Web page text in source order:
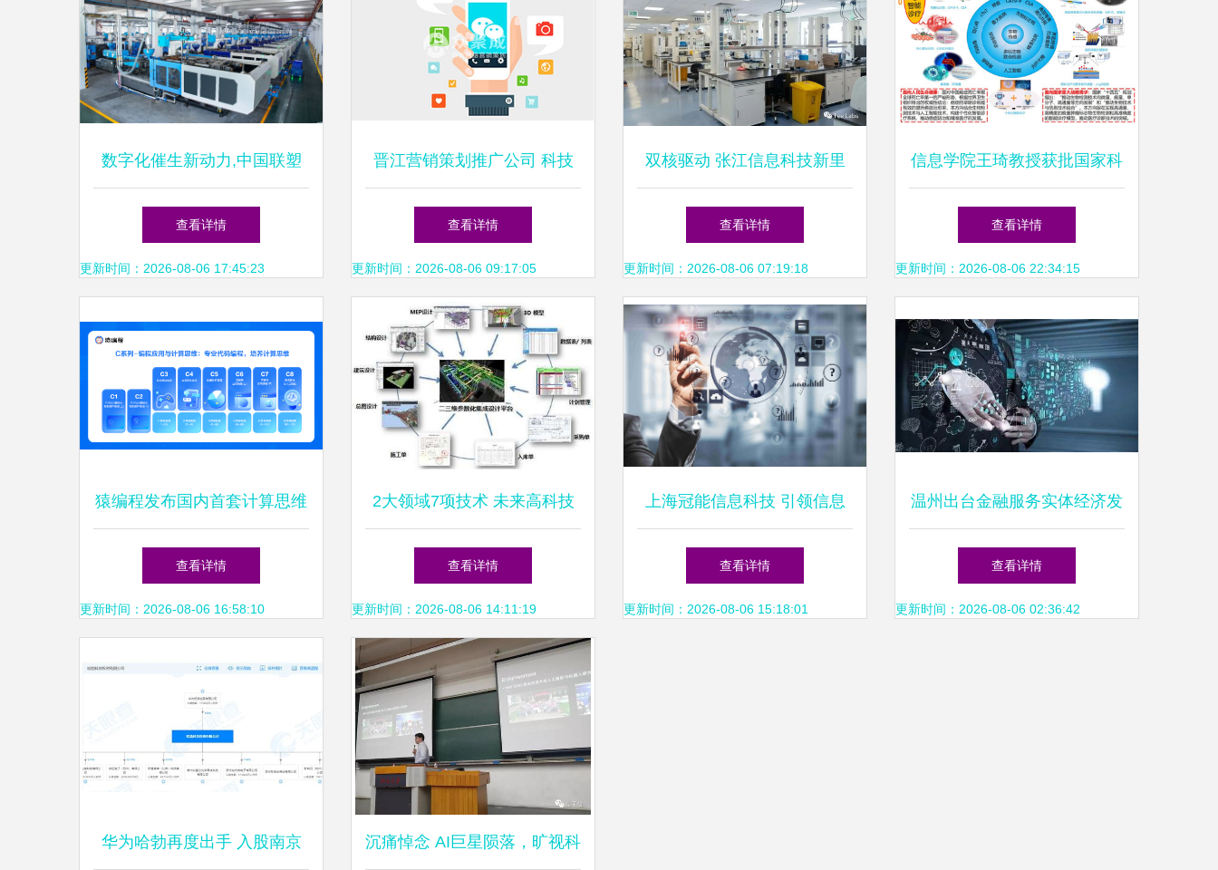
数字化催生新动力,中国联塑
推动智能制造创新发展
查看详情
更新时间：2026-08-06 17:45:23
晋江营销策划推广公司 科技
赋能品牌增长新引擎
查看详情
更新时间：2026-08-06 09:17:05
双核驱动 张江信息科技新里
程碑——中心与孵化器正式启
动
查看详情
更新时间：2026-08-06 07:19:18
信息学院王琦教授获批国家科
技重大专项 助力信息科技领
域技术突破
查看详情
更新时间：2026-08-06 22:34:15
猿编程发布国内首套计算思维
课 深度探索信息科技教育新
模式
查看详情
更新时间：2026-08-06 16:58:10
2大领域7项技术 未来高科技
建筑的创新前沿
查看详情
更新时间：2026-08-06 14:11:19
上海冠能信息科技 引领信息
科技领域的技术创新与开发
查看详情
更新时间：2026-08-06 15:18:01
温州出台金融服务实体经济发
展14条,着力缓解民营企业融
资问题
查看详情
更新时间：2026-08-06 02:36:42
华为哈勃再度出手 入股南京 沉痛悼念 AI巨星陨落，旷视科